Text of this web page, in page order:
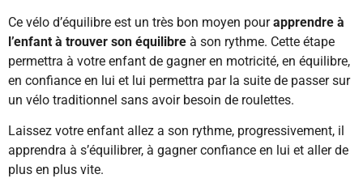
Ce vélo d’équilibre est un très bon moyen pourapprendre à
l’enfant à trouver son équilibre à son rythme. Cette étape
permettra à votre enfant de gagner en motricité, en équilibre,
en confiance en lui et lui permettra par la suite de passer sur
un vélo traditionnel sans avoir besoin de roulettes.
Laissez votre enfant allez a son rythme, progressivement, il
apprendra à s’équilibrer, à gagner confiance en lui et aller de
plus en plus vite.